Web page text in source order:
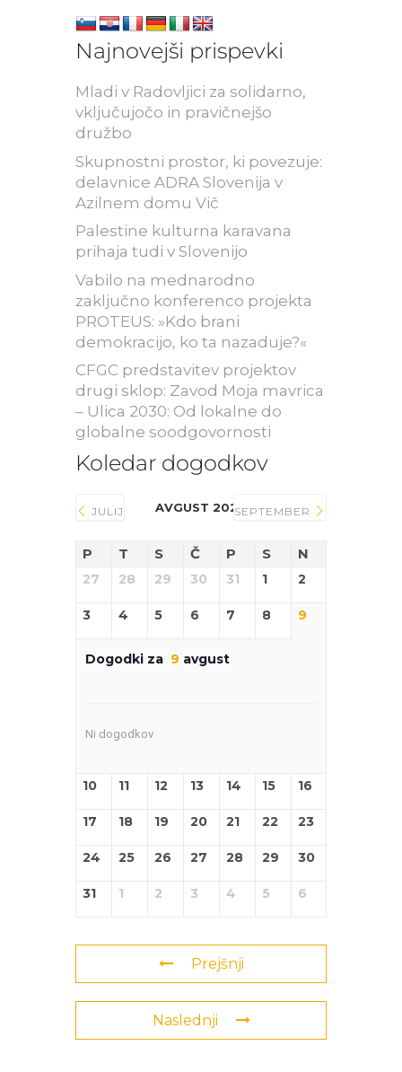
Najnovejši prispevki
Mladi v Radovljici za solidarno,
vključujočo in pravičnejšo
družbo
Skupnostni prostor, ki povezuje:
delavnice ADRA Slovenija v
Azilnem domu Vič
Palestine kulturna karavana
prihaja tudi v Slovenijo
Vabilo na mednarodno
zaključno konferenco projekta
PROTEUS: »Kdo brani
demokracijo, ko ta nazaduje?«
CFGC predstavitev projektov
drugi sklop: Zavod Moja mavrica
– Ulica 2030: Od lokalne do
globalne soodgovornosti
Koledar dogodkov
JULIJ AVGUST 2026SEPTEMBER
P T S Č P S N
27 28 29 30 31 1 2
3 4 5 6 7 8 9
Dogodki za 9 avgust
Ni dogodkov
10 11 12 13 14 15 16
17 18 19 20 21 22 23
24 25 26 27 28 29 30
31 1 2 3 4 5 6
Prejšnji
Naslednji